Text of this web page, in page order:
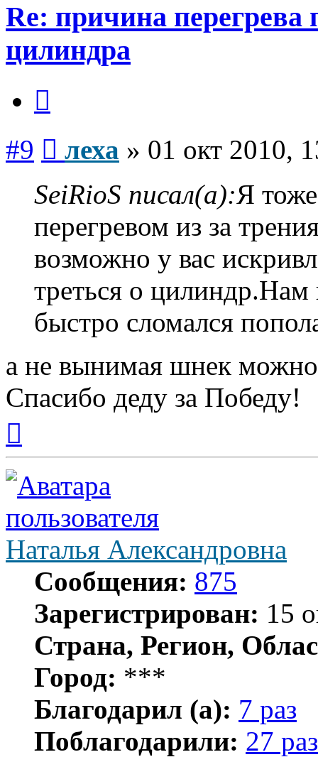
Re: причина перегрева
цилиндра
#9 леха » 01 окт 2010,
SeiRioS писал(а):Я
перегревом из за
возможно у вас
треться о
быстро сломался
а не вынимая шнек
Спасибо деду за Победу!
началу
Наталья Александровна
Сообщения: 875
Зарегистрирован: 15
Страна, Регион,
Город: ***
Благодарил (а): 7 раз
Поблагодарили: 27 раз